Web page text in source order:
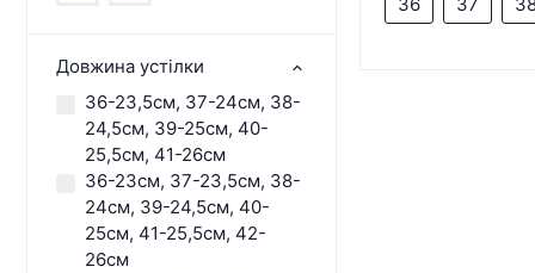
Довжина устілки
36-23,5см, 37-24см, 38-
24,5см, 39-25см, 40-
25,5см, 41-26см
36-23см, 37-23,5см, 38-
24см, 39-24,5см, 40-
25см, 41-25,5см, 42-
26см